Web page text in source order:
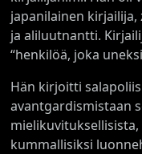
japanilainen
ja aliluutnantti.
“henkilöä, joka
Hän kirjoitti
avantgardismistaan
kummallisiksi